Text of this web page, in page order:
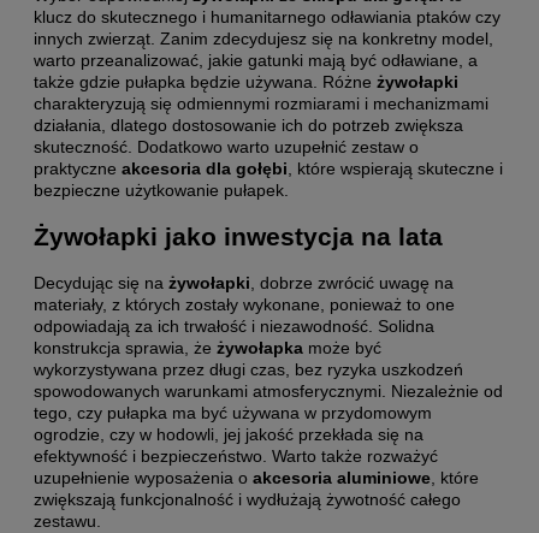
klucz do skutecznego i humanitarnego odławiania ptaków czy
innych zwierząt. Zanim zdecydujesz się na konkretny model,
warto przeanalizować, jakie gatunki mają być odławiane, a
także gdzie pułapka będzie używana. Różne żywołapki
charakteryzują się odmiennymi rozmiarami i mechanizmami
działania, dlatego dostosowanie ich do potrzeb zwiększa
skuteczność. Dodatkowo warto uzupełnić zestaw o
praktyczne akcesoria dla gołębi , które wspierają skuteczne i
bezpieczne użytkowanie pułapek.
Żywołapki jako inwestycja na lata
Decydując się na żywołapki , dobrze zwrócić uwagę na
materiały, z których zostały wykonane, ponieważ to one
odpowiadają za ich trwałość i niezawodność. Solidna
konstrukcja sprawia, że żywołapka może być
wykorzystywana przez długi czas, bez ryzyka uszkodzeń
spowodowanych warunkami atmosferycznymi. Niezależnie od
tego, czy pułapka ma być używana w przydomowym
ogrodzie, czy w hodowli, jej jakość przekłada się na
efektywność i bezpieczeństwo. Warto także rozważyć
uzupełnienie wyposażenia o akcesoria aluminiowe , które
zwiększają funkcjonalność i wydłużają żywotność całego
zestawu.